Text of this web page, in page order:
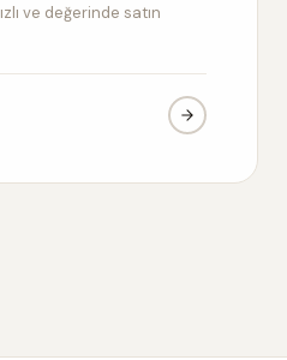
ve değerinde satın